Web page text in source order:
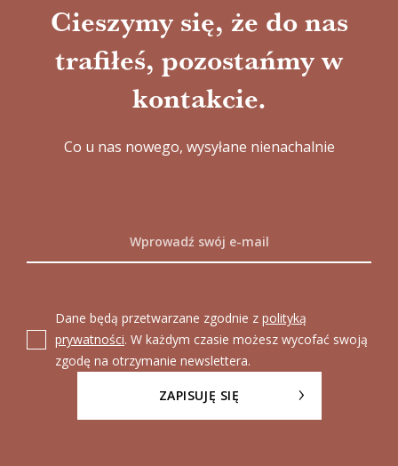
Cieszymy się, że do nas
trafiłeś, pozostańmy w
kontakcie.
Co u nas nowego, wysyłane nienachalnie
Dane będą przetwarzane zgodnie z polityką
prywatności. W każdym czasie możesz wycofać swoją
zgodę na otrzymanie newslettera.
ZAPISUJĘ SIĘ